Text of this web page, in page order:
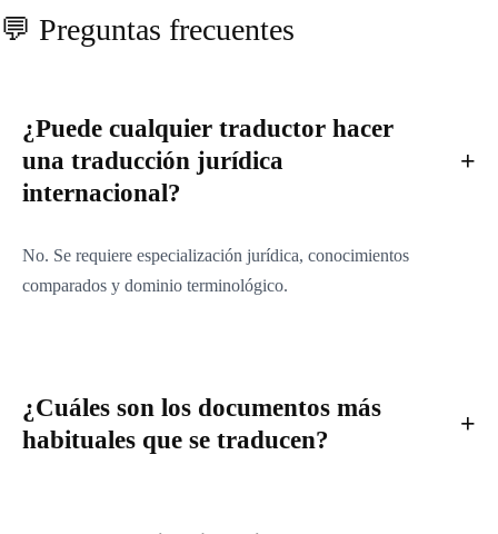
💬 Preguntas frecuentes
¿Puede cualquier traductor hacer
una traducción jurídica
internacional?
No. Se requiere especialización jurídica, conocimientos
comparados y dominio terminológico.
¿Cuáles son los documentos más
habituales que se traducen?